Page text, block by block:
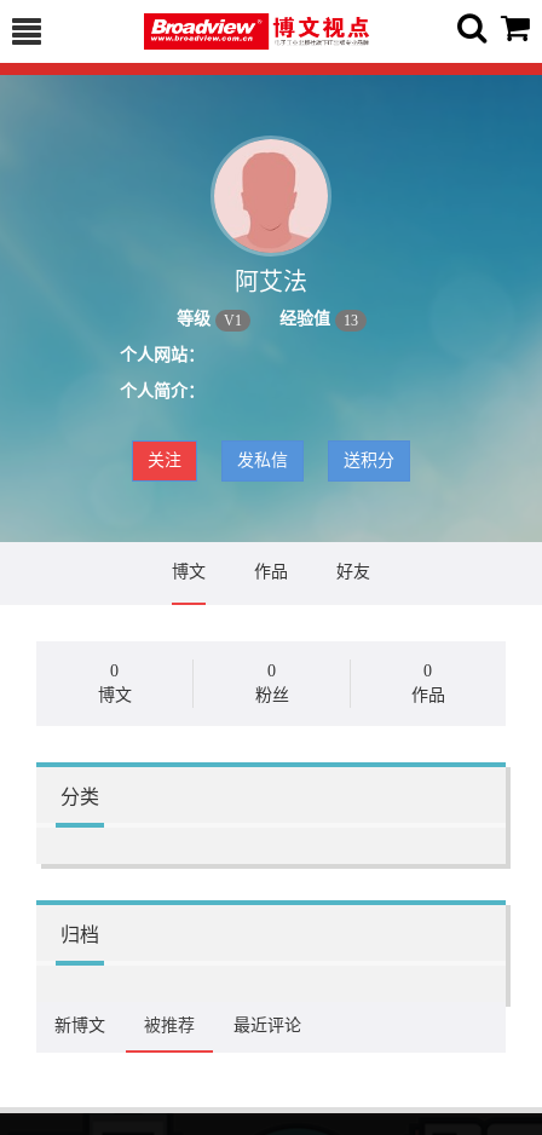
阿艾法
等级 V1 经验值 13
个人网站：
个人简介：
关注 发私信 送积分
博文 作品 好友
0
博文
0
粉丝
0
作品
分类
归档
新博文 被推荐 最近评论